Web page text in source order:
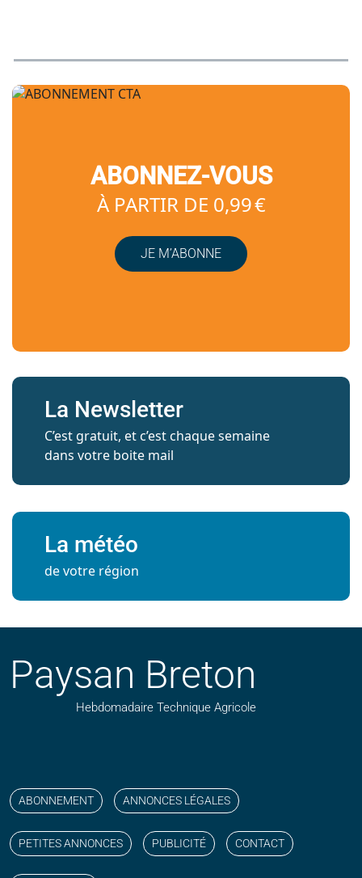
ABONNEZ-VOUS
À PARTIR DE 0,99 €
JE M’ABONNE
La Newsletter
C’est gratuit, et c’est chaque semaine
dans votre boite mail
La météo
de votre région
Paysan Breton
Hebdomadaire Technique Agricole
ABONNEMENT ANNONCES LÉGALES
PETITES ANNONCES PUBLICITÉ CONTACT